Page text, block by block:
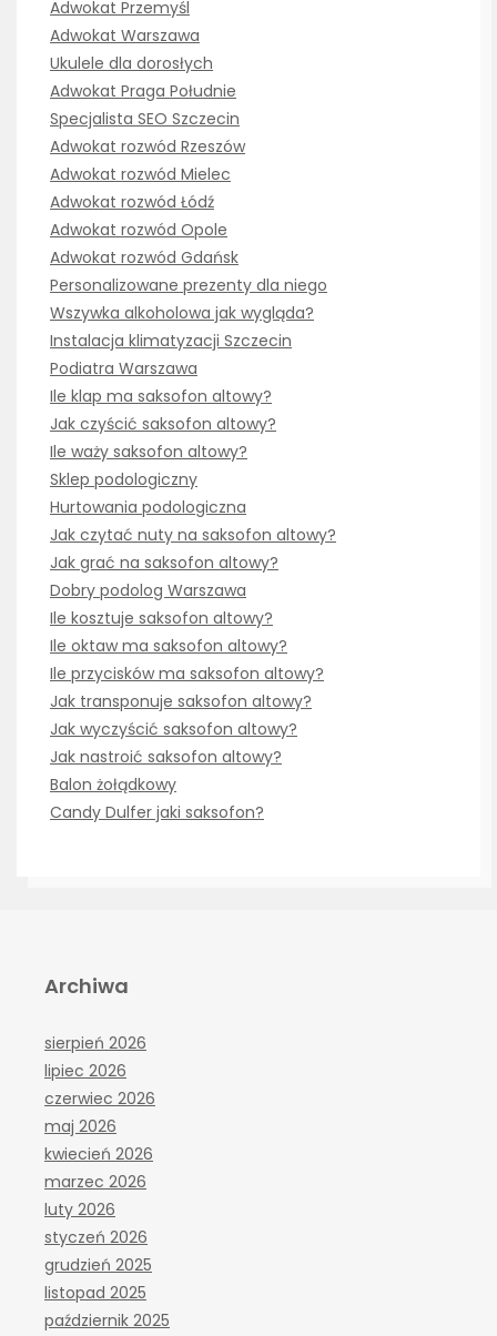
Adwokat Przemyśl
Adwokat Warszawa
Ukulele dla dorosłych
Adwokat Praga Południe
Specjalista SEO Szczecin
Adwokat rozwód Rzeszów
Adwokat rozwód Mielec
Adwokat rozwód Łódź
Adwokat rozwód Opole
Adwokat rozwód Gdańsk
Personalizowane prezenty dla niego
Wszywka alkoholowa jak wygląda?
Instalacja klimatyzacji Szczecin
Podiatra Warszawa
Ile klap ma saksofon altowy?
Jak czyścić saksofon altowy?
Ile waży saksofon altowy?
Sklep podologiczny
Hurtowania podologiczna
Jak czytać nuty na saksofon altowy?
Jak grać na saksofon altowy?
Dobry podolog Warszawa
Ile kosztuje saksofon altowy?
Ile oktaw ma saksofon altowy?
Ile przycisków ma saksofon altowy?
Jak transponuje saksofon altowy?
Jak wyczyścić saksofon altowy?
Jak nastroić saksofon altowy?
Balon żołądkowy
Candy Dulfer jaki saksofon?
Archiwa
sierpień 2026
lipiec 2026
czerwiec 2026
maj 2026
kwiecień 2026
marzec 2026
luty 2026
styczeń 2026
grudzień 2025
listopad 2025
październik 2025